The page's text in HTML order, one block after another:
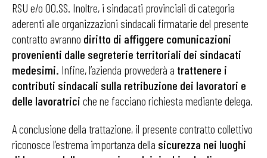
RSU e/o OO.SS. Inoltre, i sindacati provinciali di categoria
aderenti alle organizzazioni sindacali firmatarie del presente
contratto avranno diritto di affiggere comunicazioni
provenienti dalle segreterie territoriali dei sindacati
medesimi. Infine, l’azienda provvederà a trattenere i
contributi sindacali sulla retribuzione dei lavoratori e
delle lavoratrici che ne facciano richiesta mediante delega.
A conclusione della trattazione, il presente contratto collettivo
riconosce l’estrema importanza della sicurezza nei luoghi